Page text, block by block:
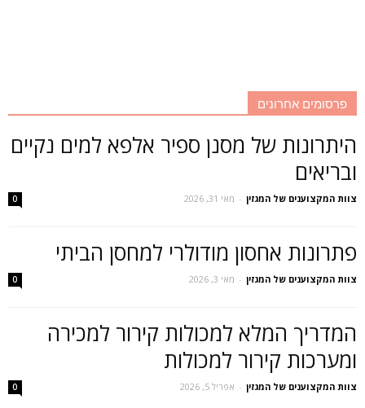
פרסומים אחרונים
היתרונות של מסנן ספיר אלפא למים נקיים
ובריאים
צוות המקצוענים של המגזין - מאי 31, 2026 0
פתרונות אחסון מודולרי למחסן הביתי
צוות המקצוענים של המגזין - מאי 3, 2026 0
המדריך המלא למכולות קירור למכירה
ומערכות קירור למכולות
צוות המקצוענים של המגזין - אפריל 5, 2026 0